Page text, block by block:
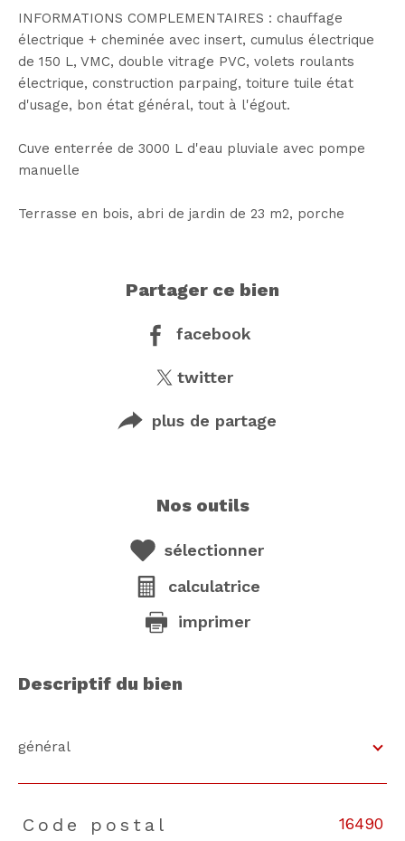
INFORMATIONS COMPLEMENTAIRES : chauffage
électrique + cheminée avec insert, cumulus électrique
de 150 L, VMC, double vitrage PVC, volets roulants
électrique, construction parpaing, toiture tuile état
d'usage, bon état général, tout à l'égout.
Cuve enterrée de 3000 L d'eau pluviale avec pompe
manuelle
Terrasse en bois, abri de jardin de 23 m2, porche
partager ce bien
facebook
twitter
plus de partage
nos outils
sélectionner
calculatrice
imprimer
descriptif du bien
général
TRAD_PAMPERO_Caracteristique Valeurs
Code postal 16490